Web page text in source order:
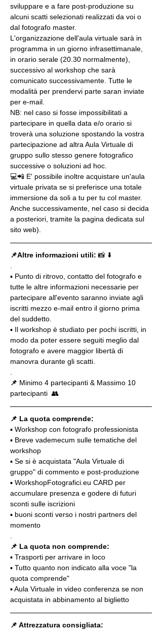
sviluppare e a fare post-produzione su
alcuni scatti selezionati realizzati da voi o
dal fotografo master.
L'organizzazione dell'aula virtuale sarà in
programma in un giorno infrasettimanale,
in orario serale (20.30 normalmente),
successivo al workshop che sarà
comunicato successivamente. Tutte le
modalità per prendervi parte saran inviate
per e-mail.
NB: nel caso si fosse impossibilitati a
partecipare in quella data e/o orario si
troverà una soluzione spostando la vostra
partecipazione ad altra Aula Virtuale di
gruppo sullo stesso genere fotografico
successive o soluzioni ad hoc.
💻📲 E' possibile inoltre acquistare un'aula
virtuale privata se si preferisce una totale
immersione da soli a tu per tu col master.
Anche successivamente, nel caso si decida
a posteriori, tramite la pagina dedicata sul
sito web).
📌Altre informazioni utili: 📸 ⬇️
▪️ Punto di ritrovo, contatto del fotografo e
tutte le altre informazioni necessarie per
partecipare all'evento saranno inviate agli
iscritti mezzo e-mail entro il giorno prima
del suddetto.
▪️ Il workshop è studiato per pochi iscritti, in
modo da poter essere seguiti meglio dal
fotografo e avere maggior libertà di
manovra durante gli scatti.
📌 Minimo 4 partecipanti & Massimo 10
partecipanti  👥
📌 La quota comprende:
▪️ Workshop con fotografo professionista
▪️ Breve vademecum sulle tematiche del
workshop
▪️ Se si è acquistata "Aula Virtuale di
gruppo" di commento e post-produzione
▪️ WorkshopFotografici.eu CARD per
accumulare presenza e godere di futuri
sconti sulle iscrizioni
▪️ buoni sconti verso i nostri partners del
momento
📌 La quota non comprende:
▪️ Trasporti per arrivare in loco
▪️ Tutto quanto non indicato alla voce "la
quota comprende"
▪️ Aula Virtuale in video conferenza se non
acquistata in abbinamento al biglietto
📌 Attrezzatura consigliata: